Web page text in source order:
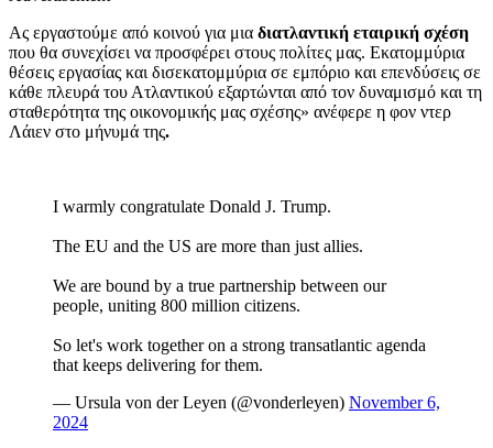
Ας εργαστούμε από κοινού για μια διατλαντική εταιρική σχέση
που θα συνεχίσει να προσφέρει στους πολίτες μας. Εκατομμύρια
θέσεις εργασίας και δισεκατομμύρια σε εμπόριο και επενδύσεις σε
κάθε πλευρά του Ατλαντικού εξαρτώνται από τον δυναμισμό και τη
σταθερότητα της οικονομικής μας σχέσης» ανέφερε η φον ντερ
Λάιεν στο μήνυμά της.
I warmly congratulate Donald J. Trump.
The EU and the US are more than just allies.
We are bound by a true partnership between our
people, uniting 800 million citizens.
So let's work together on a strong transatlantic agenda
that keeps delivering for them.
— Ursula von der Leyen (@vonderleyen) November 6,
2024